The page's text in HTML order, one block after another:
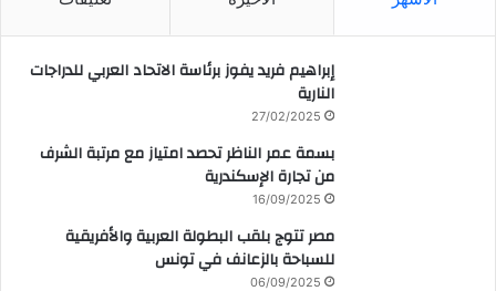
إبراهيم فريد يفوز برئاسة الاتحاد العربي للدراجات
النارية
27/02/2025
بسمة عمر الناظر تحصد امتياز مع مرتبة الشرف
من تجارة الإسكندرية
16/09/2025
مصر تتوج بلقب البطولة العربية والأفريقية
للسباحة بالزعانف في تونس
06/09/2025